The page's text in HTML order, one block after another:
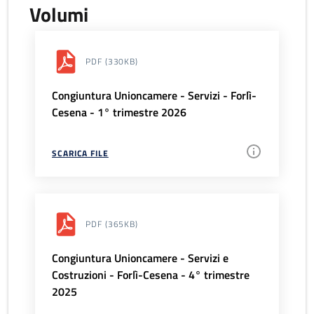
Volumi
PDF (330KB)
Congiuntura Unioncamere - Servizi - Forlì-
Cesena - 1° trimestre 2026
SCARICA FILE
PDF (365KB)
Congiuntura Unioncamere - Servizi e
Costruzioni - Forlì-Cesena - 4° trimestre
2025